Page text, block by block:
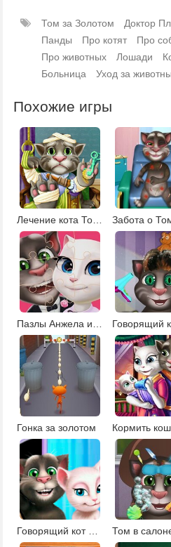
Том за Золотом Доктор
Панды
Про котят Про
Про животных
Лошади
Больница
Уход за
Похожие игры
Лечение кота Тома Забота о
Гонка за золотом
Говорящий кот Том играет в снежки